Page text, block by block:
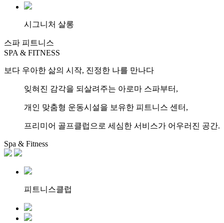
시그니처 살롱
스파 피트니스
SPA & FITNESS
보다 우아한 삶의 시작, 진정한 나를 만나다
잊혀진 감각을 되살려주는 아로마 스파부터,
개인 맞춤형 운동시설을 보유한 피트니스 센터,
프리미어 골프클럽으로 세심한 서비스가 어우러진 공간.
Spa & Fitness
피트니스클럽